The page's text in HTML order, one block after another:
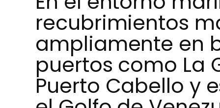
recubrimientos
ampliamente en
puertos como La
Puerto Cabello y